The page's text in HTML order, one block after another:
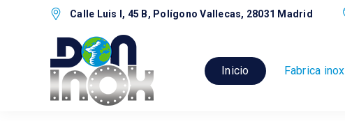
Calle Luis I, 45 B, Polígono Vallecas, 28031 Madrid
Inicio Fabrica inox